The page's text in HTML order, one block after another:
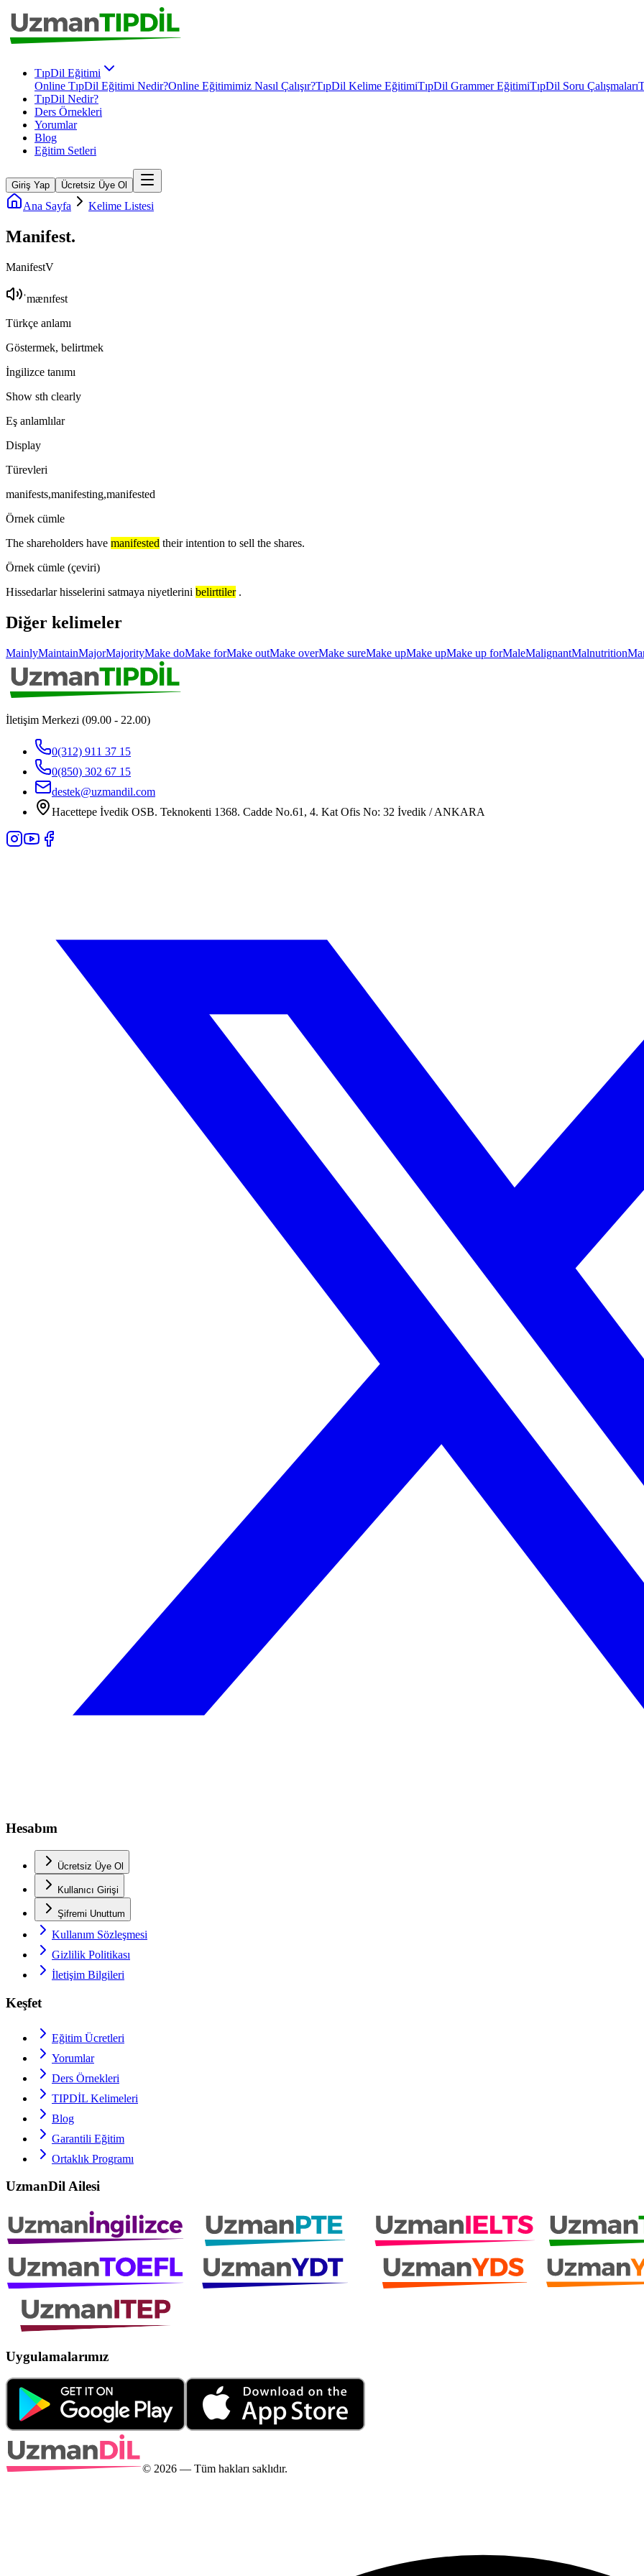
TıpDil Eğitimi
Online TıpDil Eğitimi Nedir?Online Eğitimimiz Nasıl Çalışır?TıpDil Kelime EğitimiTıpDil Grammer EğitimiTıpDil Soru Çalışmaları
TıpDil Nedir?
Ders Örnekleri
Yorumlar
Blog
Eğitim Setleri
Giriş Yap Ücretsiz Üye Ol
Ana Sayfa Kelime Listesi
Manifest.
ManifestV
ˈmænɪfest
Türkçe anlamı
Göstermek, belirtmek
İngilizce tanımı
Show sth clearly
Eş anlamlılar
Display
Türevleri
manifests,manifesting,manifested
Örnek cümle
The shareholders have manifested their intention to sell the shares.
Örnek cümle (çeviri)
Hissedarlar hisselerini satmaya niyetlerini belirttiler .
Diğer kelimeler
MainlyMaintainMajorMajorityMake doMake forMake outMake overMake sureMake upMake upMake up forMaleMalignantMalnutrition
İletişim Merkezi (09.00 - 22.00)
0(312) 911 37 15
0(850) 302 67 15
destek@uzmandil.com
Hacettepe İvedik OSB. Teknokenti 1368. Cadde No.61, 4. Kat Ofis No: 32 İvedik / ANKARA
Hesabım
Ücretsiz Üye Ol
Kullanıcı Girişi
Şifremi Unuttum
Kullanım Sözleşmesi
Gizlilik Politikası
İletişim Bilgileri
Keşfet
Eğitim Ücretleri
Yorumlar
Ders Örnekleri
TIPDİL Kelimeleri
Blog
Garantili Eğitim
Ortaklık Programı
UzmanDil Ailesi
Uygulamalarımız
© 2026 — Tüm hakları saklıdır.